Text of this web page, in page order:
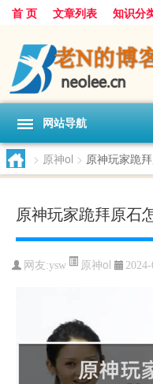
首 页 文章列表 知识分
网站导航
> 原神ol > 原神玩家跪
原神玩家跪拜原石
网友:ysw 原神ol